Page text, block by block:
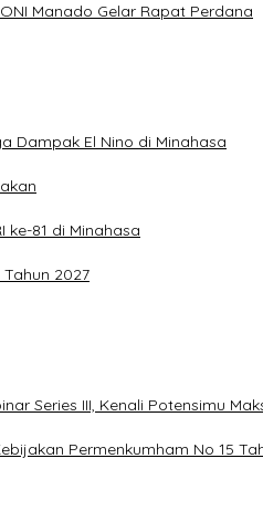
Manado Gelar Rapat Perdana
Dampak El Nino di Minahasa
ke-81 di Minahasa
2027
Series III, Kenali Potensimu
Permenkumham No 15